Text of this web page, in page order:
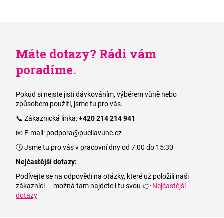
Máte dotazy? Rádi vám
poradíme.
Pokud si nejste jisti dávkováním, výběrem vůně nebo
způsobem použití, jsme tu pro vás.
📞 Zákaznická linka:+420 214 214 941
📧 E-mail: podpora@puellavune.cz
🕓 Jsme tu pro vás v pracovní dny od 7:00 do 15:30
Nejčastější dotazy:
Podívejte se na odpovědi na otázky, které už položili naši
zákazníci — možná tam najdete i tu svou 👉 Nejčastější
dotazy